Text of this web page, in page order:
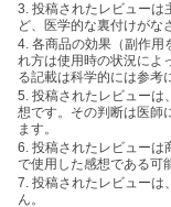
3. 投稿されたレビューは
ど、医学的な裏付けがな
4. 各商品の効果（副作用
れ方は使用時の状況によ
る記載は科学的には参考
5. 投稿されたレビューは
想です。その判断は医師
ます。
6. 投稿されたレビューは
で使用した感想である可
7. 投稿されたレビューは
ん。